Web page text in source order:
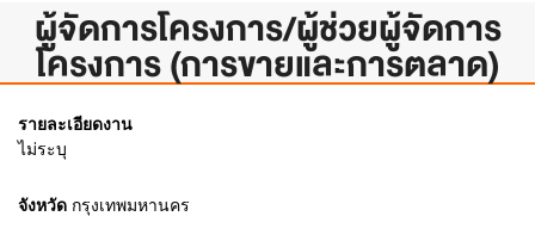
ผู้จัดการโครงการ/ผู้ช่วยผู้จัดการ
โครงการ (การขายและการตลาด)
รายละเอียดงาน
ไม่ระบุ
จังหวัด กรุงเทพมหานคร